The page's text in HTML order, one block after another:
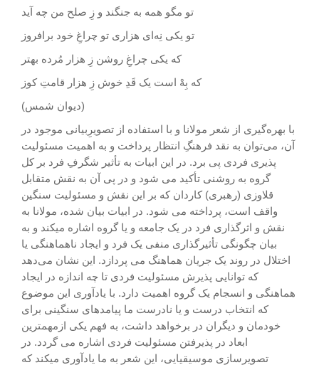
تو مگو همه به جنگند و زِ صلح من چه آید
تو یکی نِه‌ای هزاری تو چراغِ خود برافروز
که یکی چراغِ روشن زِ هزار مُرده بهتر
که بِهْ است یک قَدِ خوش زِ هزار قامتِ کوز
(دیوان شمس)
با بهره‌گیری از شعر مولانا و با استفاده از تصویرِبیانی موجود در
آن، می‌توان به نقد فرهنگِ انتظار پرداخت و به اهمیت مسئولیت
پذیری فردی پی برد. در این ابیات به تأثیر شگرفِ فرد بر کل
گروه به روشنی تأکید می شود و در پی آن به نقش متقابل
قلاوزی (رهبری) کاردان که بر این نقش و مسئولیت سنگین
واقف است، پرداخته می شود. در ابیات بیان شده، مولانا به
نقش و اثرگذاری فرد در یک جامعه و یا گروه اشاره میکند و به
بیان چگونگی تأثیرگذاری منفی یک فرد و ایجاد ناهماهنگی یا
اختلال در روند یک جریان هماهنگ می پردازد. این نشان می‌دهد
که توانایی پذیرش مسئولیت فردی تا چه اندازه در ایجاد
هماهنگی و انسجام یک گروه اهمیت دارد. با یادآوری این موضوع
که انتخاب درست و یا نادرست ما پیامدهای سنگینی برای
خودمان و دیگران در برخواهد داشت، به فهم یکی ازمهمترین
ابعاد در پذیرفتن مسئولیت فردی اشاره می گردد. در
تصویرسازی موسیقیایی، این شعر به ما یادآوری میکند که